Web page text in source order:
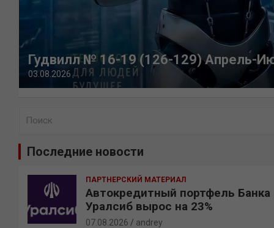
Гудвилл № 16-19 (126-129) Апрель-
03.08.2026
Последние новости
ПАРТНЕРСКИЙ МАТЕРИАЛ
Автокредитный портфель Банка
Уралсиб вырос на 23%
07.08.2026 andrey